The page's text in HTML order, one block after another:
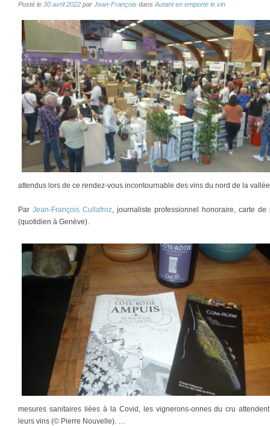
Posté le 30 avril 2022 par Jean-François dansAutant en emporte le vin
attendus lors de ce rendez-vous incontournable des vins du nord de la
Par Jean-François Cullafroz, journaliste professionnel honoraire, carte
(quotidien à Genève).
mesures sanitaires liées à la Covid, les vignerons-onnes du cru
leurs vins (© Pierre Nouvelle). …